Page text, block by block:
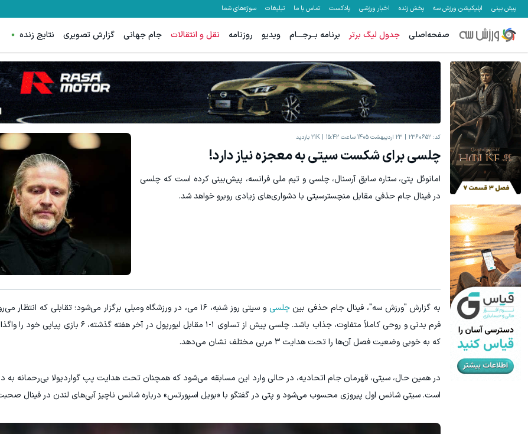
پیش بینی اپلیکیشن ورزش سه پخش زنده اخبار ورزشی پادکست تماس با ما تبلیغات سوژه‌های شما
صفحه‌اصلی جدول لیگ برتر برنامه بــرجـــام ویدیو روزنامه نقل و انتقالات جام جهانی گزارش تصویری نتایج زنده
کد: 2360652 23 اردیبهشت 1405 ساعت 15:42 21K بازدید
چلسی برای شکست سیتی به معجزه نیاز دارد!
امانوئل پتی، ستاره سابق آرسنال، چلسی و تیم ملی فرانسه، پیش‌بینی کرده است که چلسی
در فینال جام حذفی مقابل منچسترسیتی با دشواری‌های زیادی روبرو خواهد شد.
به گزارش "ورزش سه"، فینال جام حذفی بینچلسی
و سیتی روز شنبه، ۱۶ می، در ورزشگاه ومبلی برگزار می‌شود؛ تقابلی که
فرم بدنی و روحی کاملاً متفاوت، جذاب باشد. چلسی پیش از تساوی ۱-۱ مقابل
که به خوبی وضعیت فصل آن‌ها را تحت هدایت ۳ مربی مختلف نشان می‌دهد.
در همین حال، سیتی، قهرمان جام اتحادیه، در حالی وارد این مسابقه می‌شود که همچنان تحت هدایت پپ گواردیولا بی‌رحمانه به
است. سیتی شانس اول پیروزی محسوب می‌شود و پتی در گفتگو با «بویل اسپورتس» درباره شانس ناچیز آبی‌های لندن در فینال
معاملات فارکس اسپرد از صفر و تا ۵۰۰ دلار بونوس
ثبت نام کنید
ترید XAUUSD با اسپرد از صفر پیپ هنوز 50 تتر رو دریافت نکردی؟ | رایگان ثبت نام کن و رایگان شروع کن!
دریافت 50 تتر !
۳ دلار پاداش در هر لات معاملاتی در بروکر اینوسلو
ثبت نام کنید
ترید EURUSD با اسپرد از صفر پیپ
ثبت نام کنید
معاملات فارکس اسپرد از صفر و تا ۵۰۰ دلار
ثبت نام کنید